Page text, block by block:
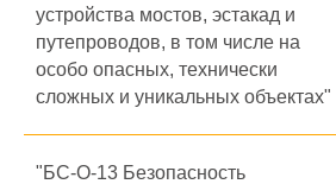
устройства мостов, эстакад и
путепроводов, в том числе на
особо опасных, технически
сложных и уникальных объектах"
"БС-О-13 Безопасность